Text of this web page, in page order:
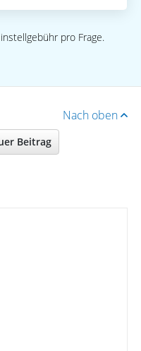
pro Frage.
Nach oben
Beitrag